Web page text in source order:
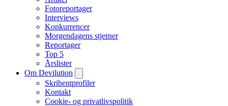
Fotoreportager
Interviews
Konkurrencer
Morgendagens stjerner
Reportager
Top 5
Årslister
Om Devilution
Skribentprofiler
Kontakt
Cookie- og privatlivspolitik